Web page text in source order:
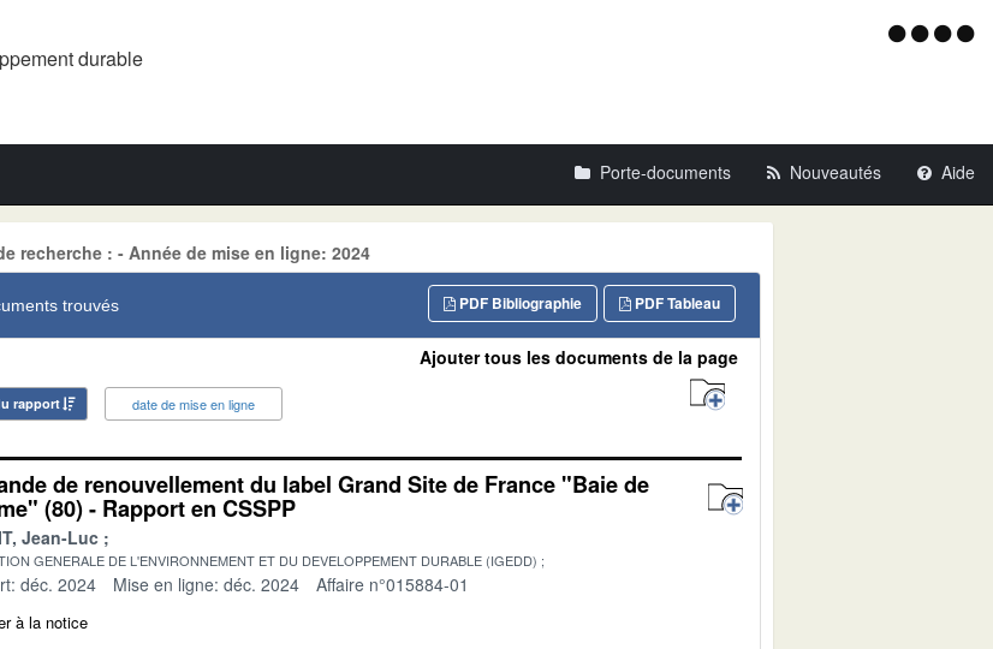
durable Menu
Porte-documents Nouveautés Aide
recherche : - Année de mise en ligne: 2024
trouvés PDF Tableau
PDF Bibliographie
rapport date de mise en ligne
Ajouter tous les documents de la page
de renouvellement du label Grand Site de France "Baie de
(80) - Rapport en CSSPP
Jean-Luc
GENERALE DE L'ENVIRONNEMENT ET DU DEVELOPPEMENT DURABLE (IGEDD)
déc. 2024 Mise en ligne: déc. 2024 Affaire n°015884-01
à la notice